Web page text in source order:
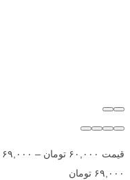
قیمت ۶۰,۰۰۰ تومان – ۶۹,۰۰۰
۶۹,۰۰۰ تومان